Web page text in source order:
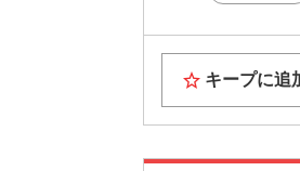
キープに追